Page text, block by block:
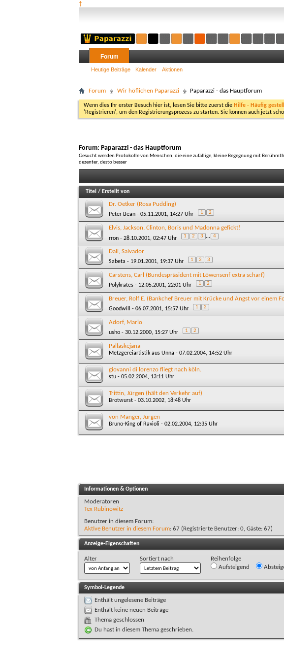
†
Forum
Heutige Beiträge Kalender Aktionen
Forum Wir höflichen Paparazzi Paparazzi - das Hauptforum
Wenn dies Ihr erster Besuch hier ist, lesen Sie bitte zuerst die Hilfe - Häufig
'Registrieren', um den Registrierungsprozess zu starten. Sie können auch jetzt
Forum: Paparazzi - das Hauptforum
Gesucht werden Protokolle von Menschen, die eine zufällige, kleine Begegnung mit
dezenter, desto besser
Titel / Erstellt von
Dr. Oetker (Rosa Pudding)
Peter Bean - 05.11.2001, 14:27 Uhr 1 2
Elvis, Jackson, Clinton, Boris und Madonna gefickt!
rron - 28.10.2001, 02:47 Uhr 1 2 3 ... 4
Dali, Salvador
Sabeta - 19.01.2001, 19:37 Uhr 1 2 3
Carstens, Carl (Bundespräsident mit Löwensenf extra scharf)
Polykrates - 12.05.2001, 22:01 Uhr 1 2
Breuer, Rolf E. (Bankchef Breuer mit Krücke und Angst vor einem
Goodwill - 06.07.2001, 15:57 Uhr 1 2
Adorf, Mario
usho - 30.12.2000, 15:27 Uhr 1 2
Pallaskejana
Metzgereiartistik aus Unna - 07.02.2004, 14:52 Uhr
giovanni di lorenzo fliegt nach köln.
stu - 05.02.2004, 13:11 Uhr
Trittin, Jürgen (hält den Verkehr auf)
Brotwurst - 03.10.2002, 18:48 Uhr
von Manger, Jürgen
Bruno-King of Ravioli - 02.02.2004, 12:35 Uhr
Informationen & Optionen
Moderatoren
Tex Rubinowitz
Benutzer in diesem Forum:
Aktive Benutzer in diesem Forum: 67 (Registrierte Benutzer: 0, Gäste: 67)
Anzeige-Eigenschaften
Alter Sortiert nach
Reihenfolge
Aufsteigend
Symbol-Legende
Enthält ungelesene Beiträge
Enthält keine neuen Beiträge
Thema geschlossen
Du hast in diesem Thema geschrieben.